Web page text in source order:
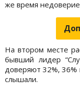
же время недоверие
На втором месте
бывший лидер
доверяют 32%,
слышали.